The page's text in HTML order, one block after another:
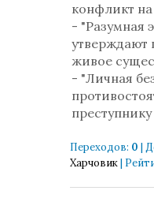
конфликт на
- "Разумная
утверждают
живое
- "Личная
преступнику
Переходов: 0 |
Харчовик|